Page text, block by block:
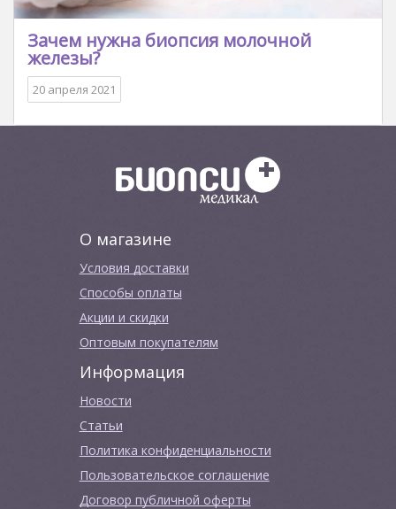
Зачем нужна биопсия молочной
железы?
20 апреля 2021
О магазине
Условия доставки
Способы оплаты
Акции и скидки
Оптовым покупателям
Информация
Новости
Cтатьи
Политика конфиденциальности
Пользовательское соглашение
Договор публичной оферты